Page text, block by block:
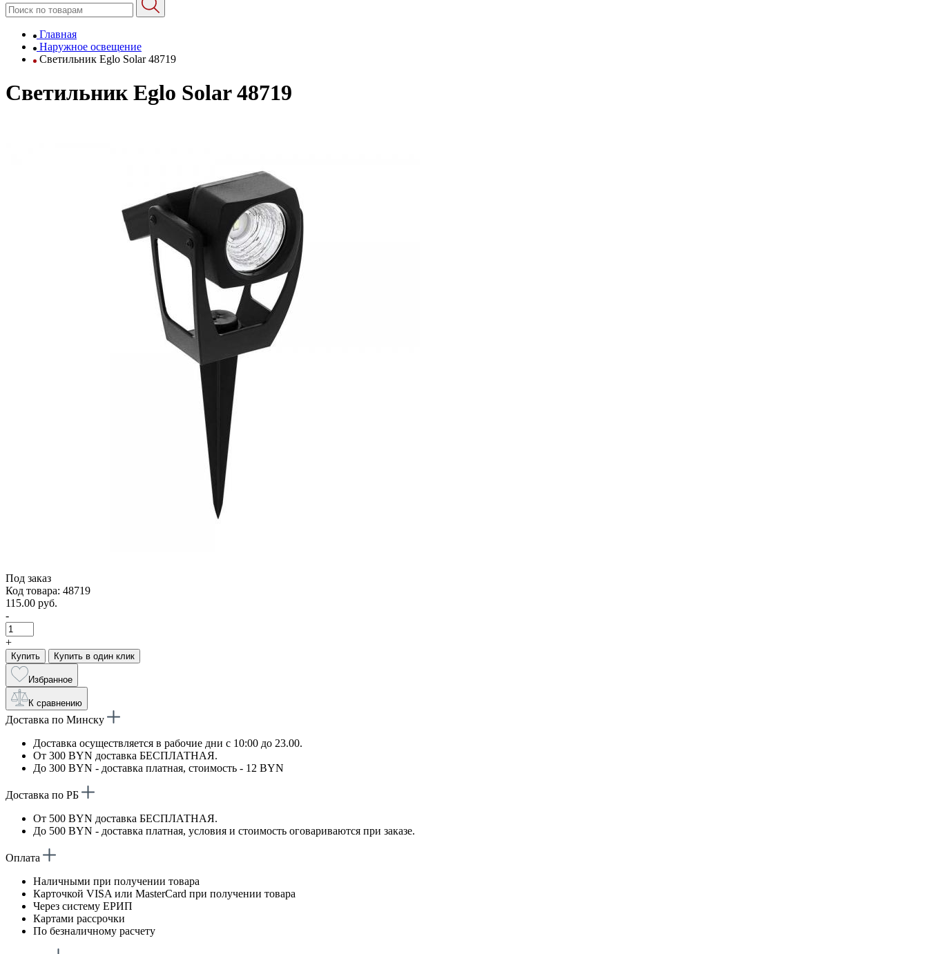
Главная
Наружное освещение
Светильник Eglo Solar 48719
Светильник Eglo Solar 48719
Под заказ
Код товара: 48719
115.00 руб.
-
+
Купить Купить в один клик
Избранное
К сравнению
Доставка по Минску
Доставка осуществляется в рабочие дни с 10:00 до 23.00.
От 300 BYN доставка БЕСПЛАТНАЯ.
До 300 BYN - доставка платная, стоимость - 12 BYN
Доставка по РБ
От 500 BYN доставка БЕСПЛАТНАЯ.
До 500 BYN - доставка платная, условия и стоимость оговариваются при заказе.
Оплата
Наличными при получении товара
Карточкой VISA или MasterCard при получении товара
Через систему ЕРИП
Картами рассрочки
По безналичному расчету